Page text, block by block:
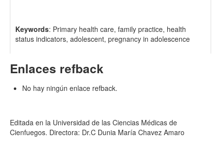
Keywords: Primary health care, family practice, health
status indicators, adolescent, pregnancy in adolescence
Enlaces refback
No hay ningún enlace refback.
Editada en la Universidad de las Ciencias Médicas de
Cienfuegos. Directora: Dr.C Dunia María Chavez Amaro